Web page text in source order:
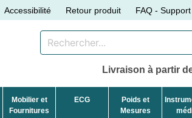
Accessibilité Retour produit FAQ - Support
Livraison à partir
Mobilier et
Fournitures
ECG
Poids et
Mesures